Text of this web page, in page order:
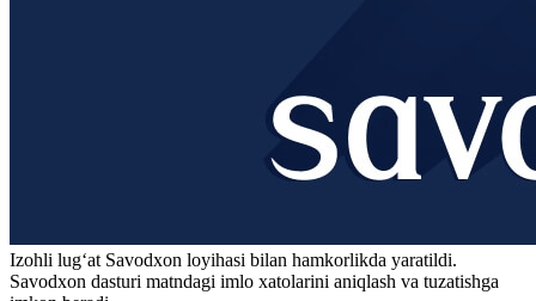
Izohli lugʻat Savodxon loyihasi bilan hamkorlikda yaratildi.
Savodxon dasturi matndagi imlo xatolarini aniqlash va tuzatishga